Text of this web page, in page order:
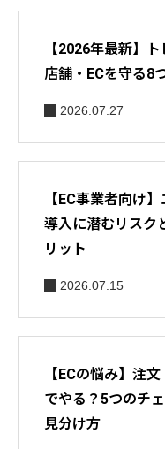
【2026年最新】
店舗・ECを守る8
2026.07.27
【EC事業者向け
導入に潜むリスク
リット
2026.07.15
【ECの悩み】注
でやる？5つのチ
見分け方